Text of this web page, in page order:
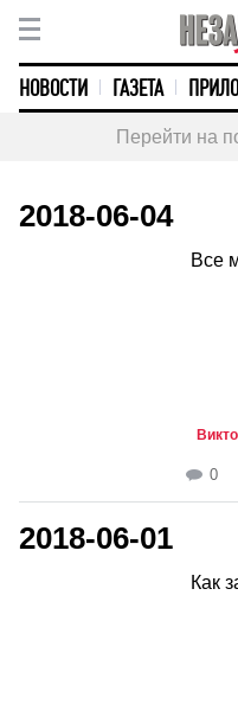
НОВОСТИ ГАЗЕТА
Перейти на
2018-06-04
Все
0
2018-06-01
Как